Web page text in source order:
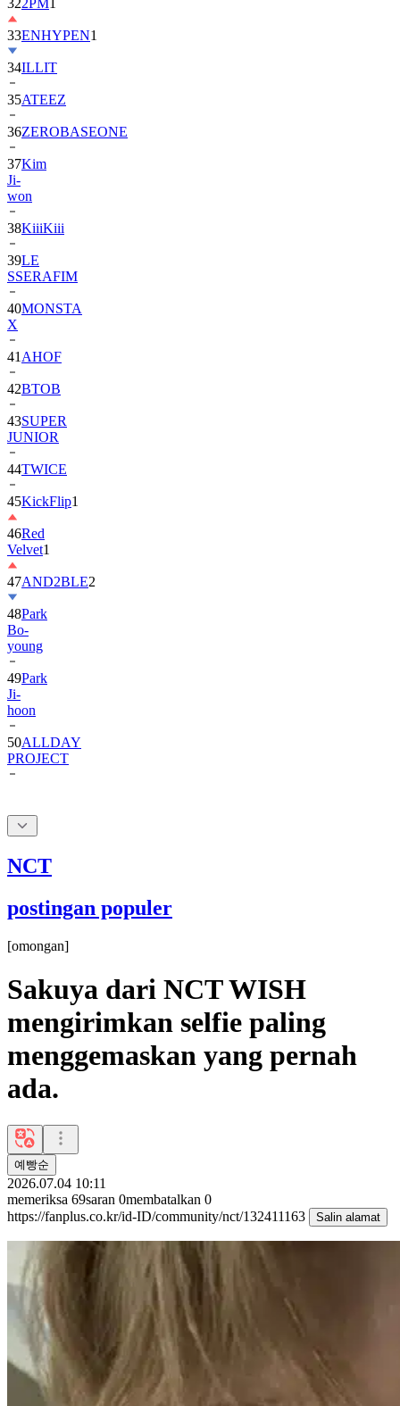
33ENHYPEN
34ILLIT
35ATEEZ
36ZEROBASEONE
37Kim
Ji-
won
38KiiiKiii
39LE
SSERAFIM
40MONSTA
X
41
42 BTOB
43SUPER
JUNIOR
44TWICE
45KickFlip
46Red
Velvet
47AND2BLE
48Park
Bo-
young
49Park
Ji-
hoon
50ALLDAY
PROJECT
NCT
postingan populer
[omongan]
Sakuya dari NCT WISH
mengirimkan selfie paling
menggemaskan yang pernah
ada.
예빵순
2026.07.04 10:11
memeriksa 69saran 0membatalkan 0
https://fanplus.co.kr/id-ID/community/nct/132411163
Salin alamat